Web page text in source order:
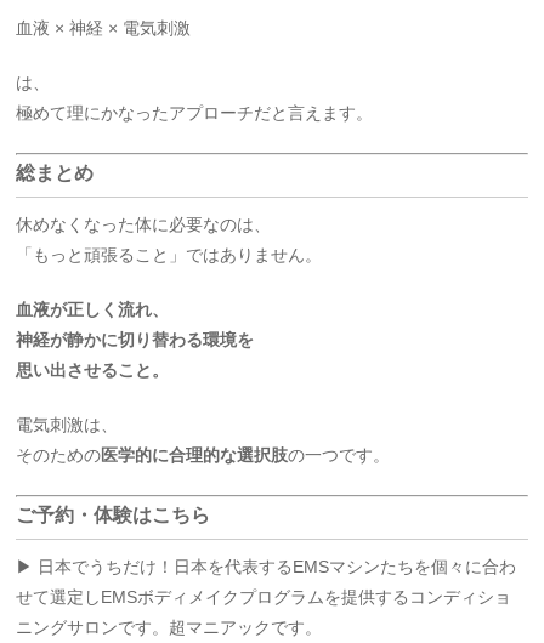
血液 × 神経 × 電気刺激
は、
極めて理にかなったアプローチだと言えます。
総まとめ
休めなくなった体に必要なのは、
「もっと頑張ること」ではありません。
血液が正しく流れ、
神経が静かに切り替わる環境を
思い出させること。
電気刺激は、
そのための医学的に合理的な選択肢の一つです。
ご予約・体験はこちら
▶ 日本でうちだけ！日本を代表するEMSマシンたちを個々に合わ
せて選定しEMSボディメイクプログラムを提供するコンディショ
ニングサロンです。超マニアックです。